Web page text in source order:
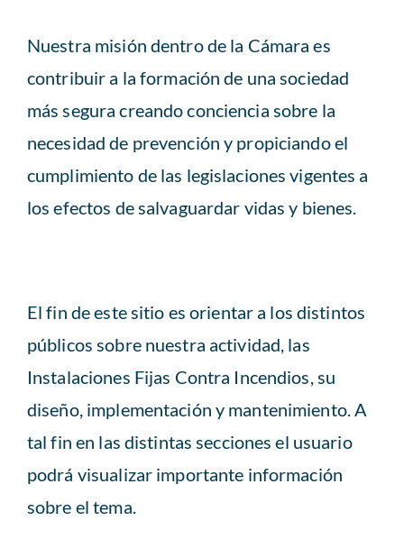
Socios
Enlaces
Contacto
Nuestra misión dentro de la Cámara es
contribuir a la formación de una sociedad
más segura creando conciencia sobre la
necesidad de prevención y propiciando el
cumplimiento de las legislaciones vigentes a
los efectos de salvaguardar vidas y bienes.
El fin de este sitio es orientar a los distintos
públicos sobre nuestra actividad, las
Instalaciones Fijas Contra Incendios, su
diseño, implementación y mantenimiento. A
tal fin en las distintas secciones el usuario
podrá visualizar importante información
sobre el tema.